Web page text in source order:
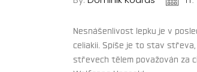
Nesnášenlivost lepku je v
celiakii. Spíše je to stav
střevech tělem považován za